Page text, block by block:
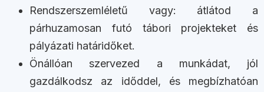
Rendszerszemléletű vagy: átlátod a
párhuzamosan futó tábori projekteket és
pályázati határidőket.
Önállóan szervezed a munkádat, jól
gazdálkodsz az időddel, és megbízhatóan